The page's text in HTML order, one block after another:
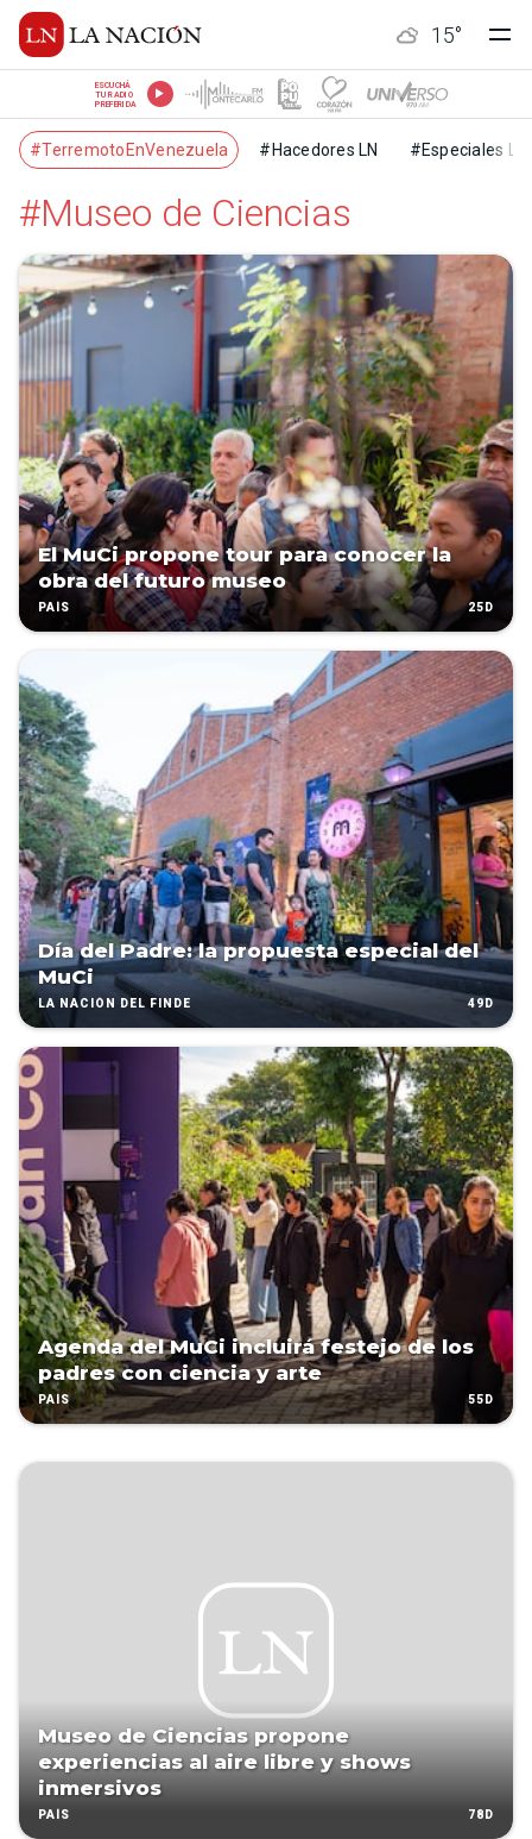
15°
ESCUCHÁ
TU RADIO
PREFERIDA
#TerremotoEnVenezuela #Hacedores LN #Especiales LN
#Museo de Ciencias
El MuCi propone tour para conocer la
obra del futuro museo
PAÍS 25D
Día del Padre: la propuesta especial del
MuCi
LA NACIÓN DEL FINDE 49D
Agenda del MuCi incluirá festejo de los
padres con ciencia y arte
PAÍS 55D
Museo de Ciencias propone
experiencias al aire libre y shows
inmersivos
PAÍS 78D